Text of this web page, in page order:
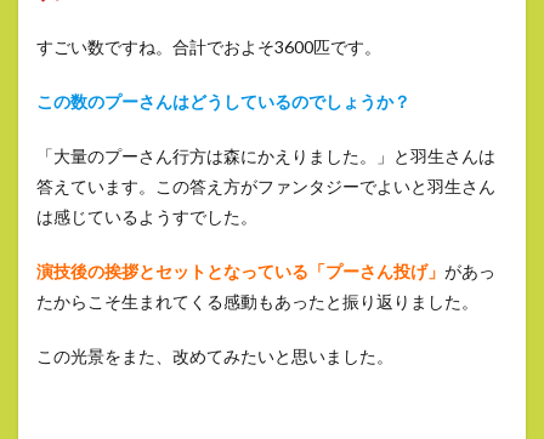
すごい数ですね。合計でおよそ3600匹です。
この数のプーさんはどうしているのでしょうか？
「大量のプーさん行方は森にかえりました。」と羽生さんは
答えています。この答え方がファンタジーでよいと羽生さん
は感じているようすでした。
演技後の挨拶とセットとなっている「プーさん投げ」 があっ
たからこそ生まれてくる感動もあったと振り返りました。
この光景をまた、改めてみたいと思いました。